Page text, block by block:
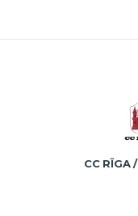
CC RĪGA